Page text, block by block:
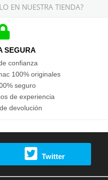
EN NUESTRA TIENDA?
SEGURA
confianza
100% originales
seguro
de experiencia
devolución
Twitter